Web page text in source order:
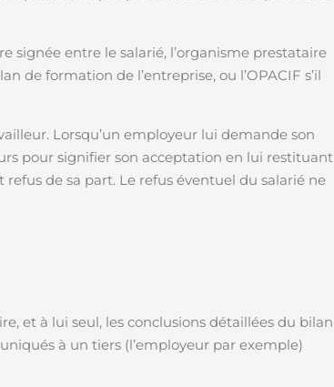
entre le salarié, l’organisme prestataire
de formation de l’entreprise, ou l’OPACIF s’il
Lorsqu’un employeur lui demande son
pour signifier son acceptation en lui restituant
refus de sa part. Le refus éventuel du salarié ne
et à lui seul, les conclusions détaillées du bilan
à un tiers (l’employeur par exemple)